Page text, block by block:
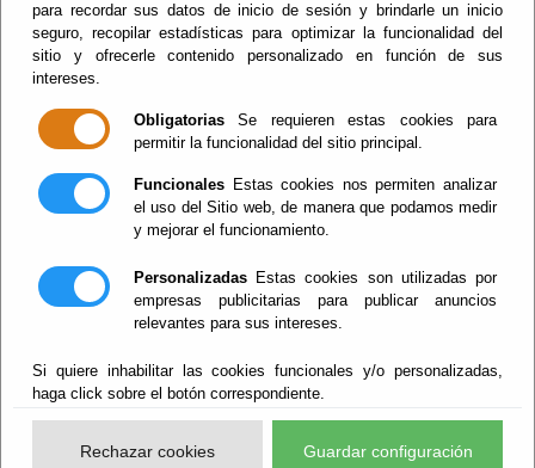
para recordar sus datos de inicio de sesión y brindarle un inicio
seguro, recopilar estadísticas para optimizar la funcionalidad del
sitio y ofrecerle contenido personalizado en función de sus
intereses.
Obligatorias Se requieren estas cookies para
permitir la funcionalidad del sitio principal.
Funcionales Estas cookies nos permiten analizar
el uso del Sitio web, de manera que podamos medir
y mejorar el funcionamiento.
Personalizadas Estas cookies son utilizadas por
empresas publicitarias para publicar anuncios
relevantes para sus intereses.
Si quiere inhabilitar las cookies funcionales y/o personalizadas,
haga click sobre el botón correspondiente.
Rechazar cookies Guardar configuración
DECLARACIÓN
DE INTERESES
2019. ÁLVARO
IZQUIERDO
ÁLVAREZ. TOMA
DE POSESIÓN
Diputación Provincial de Almería
Publicado: